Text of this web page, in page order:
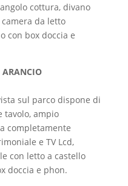
cottura, divano
da letto
con box doccia e
ARANCIO
sul parco dispone di
tavolo, ampio
completamente
e TV Lcd,
con letto a castello
doccia e phon.